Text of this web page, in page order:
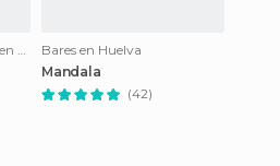
Monumentos Históricos en Huelva
Bares en Huelva
Mandala
(42)